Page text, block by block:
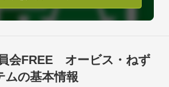
です。使用方法は極めて簡単！アプ
周辺に存在するオービスや過去に取り
際は音と振動にて通知するのはもちろ
示されます。
クグラウンドで起動していても取り締
会FREE オービス・ねず
ムの基本情報